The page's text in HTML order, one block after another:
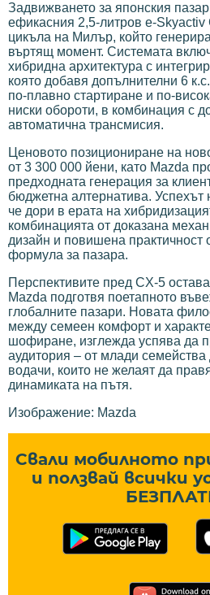
Задвижването за японския
ефикасния 2,5-литров e-Skyactiv
цикъла на Милър, който
въртящ момент. Системата
хибридна архитектура с
която добавя допълнителни 6
по-плавно стартиране и по-
ниски обороти, в комбинация с
автоматична трансмисия.
Ценовото позициониране на
от 3 300 000 йени, като Mazda
предходната генерация за
бюджетна алтернатива. Успехът
че дори в ерата на
комбинацията от доказана
дизайн и повишена практичност
формула за пазара.
Перспективите пред CX-5
Mazda подготвя поетапното
глобалните пазари. Новата
между семеен комфорт и
шофиране, изглежда успява да
аудитория – от млади семейства
водачи, които не желаят да
динамиката на пътя.
Изображение: Mazda
Свали мобилното
и ползвай всички